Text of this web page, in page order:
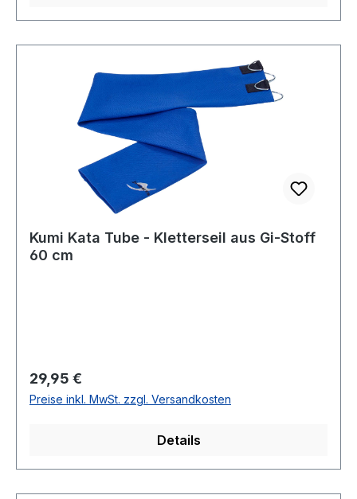
Kumi Kata Tube - Kletterseil aus Gi-Stoff
60 cm
Regulärer Preis:
29,95 €
Preise inkl. MwSt. zzgl. Versandkosten
Details